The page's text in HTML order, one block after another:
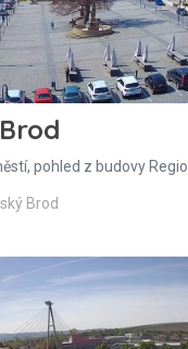
pohled z budovy Regio
Brod